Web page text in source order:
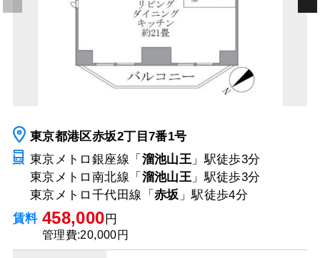
東京都港区赤坂2丁目7番1号
東京メトロ銀座線「 溜池山王 」駅徒歩3分
東京メトロ南北線「 溜池山王 」駅徒歩3分
東京メトロ千代田線「 赤坂 」駅徒歩4分
賃料 458,000 円
管理費:20,000円